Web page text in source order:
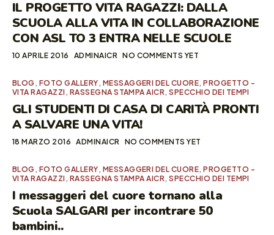
IL PROGETTO VITA RAGAZZI: DALLA
SCUOLA ALLA VITA IN COLLABORAZIONE
CON ASL TO 3 ENTRA NELLE SCUOLE
10 APRILE 2016 ADMINAICR NO COMMENTS YET
BLOG , FOTO GALLERY , MESSAGGERI DEL CUORE,PROGETTO -
VITA RAGAZZI , RASSEGNA STAMPA AICR ,SPECCHIO DEI TEMPI
GLI STUDENTI DI CASA DI CARITÀ PRONTI
A SALVARE UNA VITA!
18 MARZO 2016 ADMINAICR NO COMMENTS YET
BLOG , FOTO GALLERY , MESSAGGERI DEL CUORE,PROGETTO -
VITA RAGAZZI , RASSEGNA STAMPA AICR ,SPECCHIO DEI TEMPI
I messaggeri del cuore tornano alla
Scuola SALGARI per incontrare 50
bambini..